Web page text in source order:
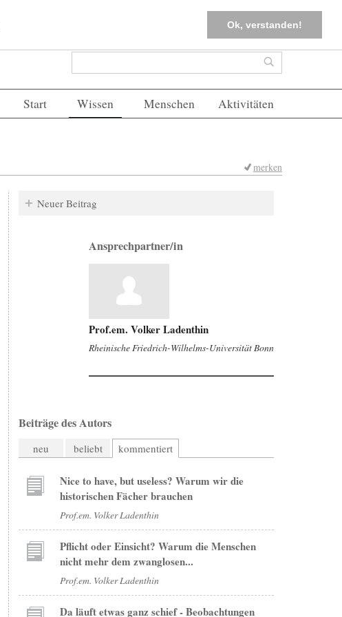
Ok, verstanden!
FAQs Einloggen
Suchformular Suche
Start Wissen Menschen Aktivitäten
merken
Neuer Beitrag
Ansprechpartner/in
Prof.em. Volker Ladenthin
Rheinische Friedrich-Wilhelms-Universität Bonn
Beiträge des Autors
neu beliebt kommentiert
Nice to have, but useless? Warum wir die
historischen Fächer brauchen
Prof.em. Volker Ladenthin
Pflicht oder Einsicht? Warum die Menschen
nicht mehr dem zwanglosen...
Prof.em. Volker Ladenthin
Da läuft etwas ganz schief - Beobachtungen